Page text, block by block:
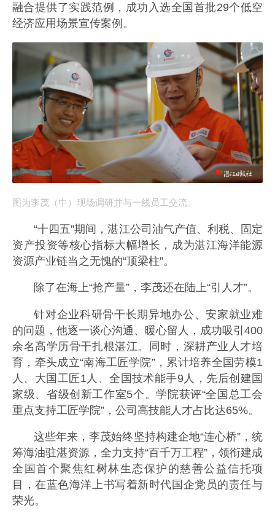
融合提供了实践范例，成功入选全国首批29个低空
经济应用场景宣传案例。
图为李茂（中）现场调研并与一线员工交流。
“十四五”期间，湛江公司油气产值、利税、固定
资产投资等核心指标大幅增长，成为湛江海洋能源
资源产业链当之无愧的“顶梁柱”。
除了在海上“抢产量”，李茂还在陆上“引人才”。
针对企业科研骨干长期异地办公、安家就业难
的问题，他逐一谈心沟通、暖心留人，成功吸引400
余名高学历骨干扎根湛江。同时，深耕产业人才培
育，牵头成立“南海工匠学院”，累计培养全国劳模1
人、大国工匠1人、全国技术能手9人，先后创建国
家级、省级创新工作室5个。学院获评“全国总工会
重点支持工匠学院”，公司高技能人才占比达65%。
这些年来，李茂始终坚持构建企地“连心桥”，统
筹海油驻湛资源，全力支持“百千万工程”，领衔建成
全国首个聚焦红树林生态保护的慈善公益信托项
目，在蓝色海洋上书写着新时代国企党员的责任与
荣光。